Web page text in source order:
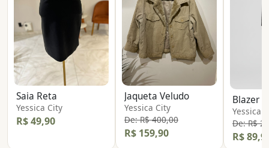
Saia Reta
Yessica City
R$ 49,90
Jaqueta Veludo
Yessica City
De: R$ 400,00
R$ 159,90
Blazer
Yessica
De: R$
R$